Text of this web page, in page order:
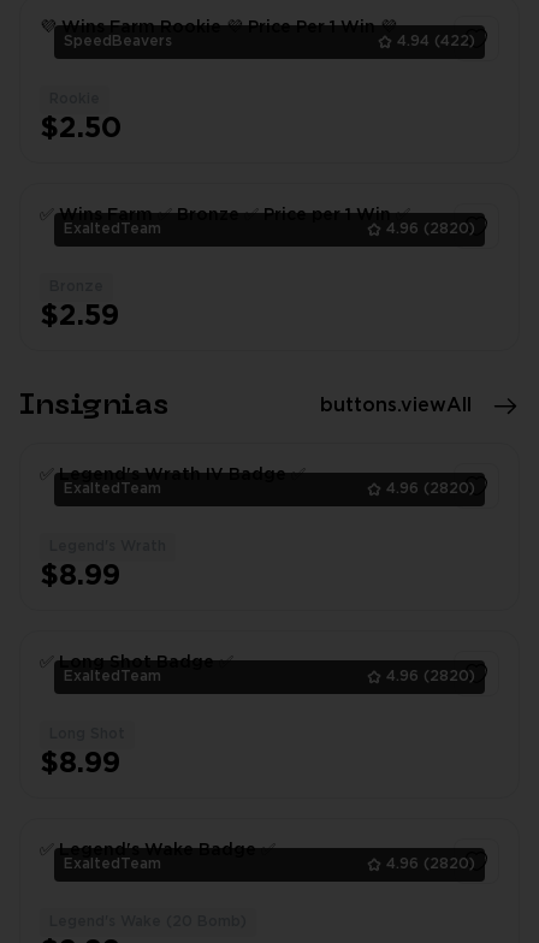
SpeedBeavers 4.94 (422)
💜 Wins Farm Rookie 💜 Price Per 1 Win 💜
$2.50
ExaltedTeam 4.96 (2820)
✅ Wins Farm ✅ Bronze ✅ Price per 1 Win ✅
$2.59
Insignias buttons.viewAll
ExaltedTeam 4.96 (2820)
✅ Legend's Wrath IV Badge ✅
$8.99
ExaltedTeam 4.96 (2820)
✅ Long Shot Badge ✅
$8.99
ExaltedTeam 4.96 (2820)
✅ Legend's Wake Badge ✅